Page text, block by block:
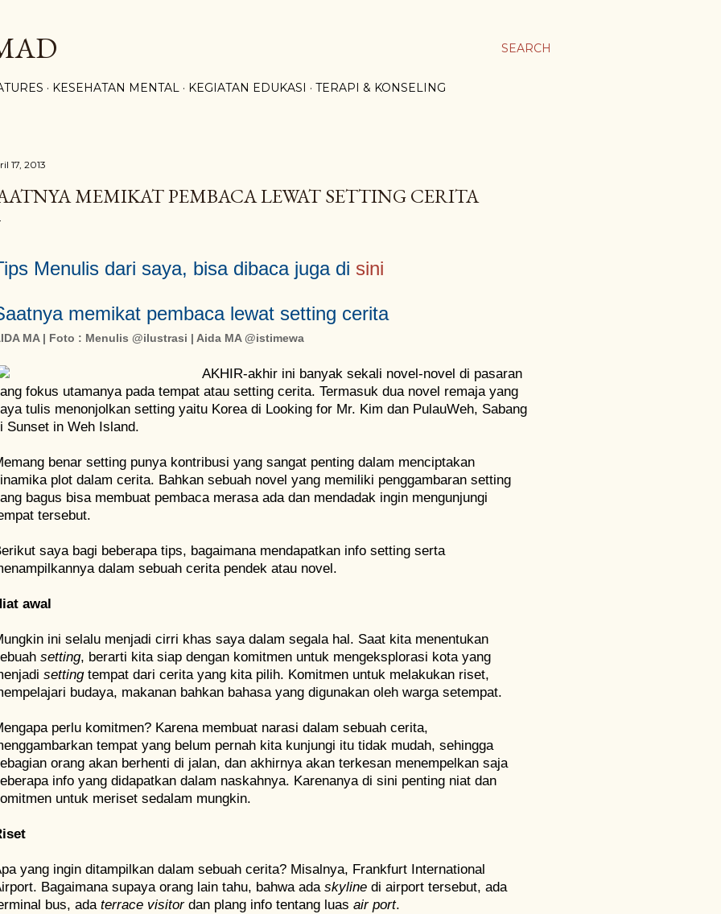
SEARCH
KESEHATAN MENTAL KEGIATAN EDUKASI TERAPI & KONSELING
17, 2013
MEMIKAT PEMBACA LEWAT SETTING CERITA
Menulis dari saya, bisa dibaca juga di sini
memikat pembaca lewat setting cerita
MA | Foto : Menulis @ilustrasi | Aida MA @istimewa
AKHIR-akhir ini banyak sekali novel-novel di pasaran
fokus utamanya pada tempat atau setting cerita. Termasuk dua novel remaja yang
tulis menonjolkan setting yaitu Korea di Looking for Mr. Kim dan PulauWeh, Sabang
Sunset in Weh Island.
benar setting punya kontribusi yang sangat penting dalam menciptakan
plot dalam cerita. Bahkan sebuah novel yang memiliki penggambaran setting
bagus bisa membuat pembaca merasa ada dan mendadak ingin mengunjungi
tersebut.
saya bagi beberapa tips, bagaimana mendapatkan info setting serta
dalam sebuah cerita pendek atau novel.
awal
ini selalu menjadi cirri khas saya dalam segala hal. Saat kita menentukan
setting, berarti kita siap dengan komitmen untuk mengeksplorasi kota yang
setting tempat dari cerita yang kita pilih. Komitmen untuk melakukan riset,
budaya, makanan bahkan bahasa yang digunakan oleh warga setempat.
perlu komitmen? Karena membuat narasi dalam sebuah cerita,
tempat yang belum pernah kita kunjungi itu tidak mudah, sehingga
orang akan berhenti di jalan, dan akhirnya akan terkesan menempelkan saja
info yang didapatkan dalam naskahnya. Karenanya di sini penting niat dan
untuk meriset sedalam mungkin.
yang ingin ditampilkan dalam sebuah cerita? Misalnya, Frankfurt International
Bagaimana supaya orang lain tahu, bahwa ada skyline di airport tersebut, ada
bus, ada terrace visitor dan plang info tentang luas air port.